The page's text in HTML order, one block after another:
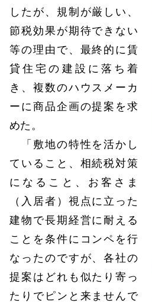
したが、規制が厳しい、
節税効果が期待できない
等の理由で、最終的に賃
貸住宅の建設に落ち着
き、複数のハウスメーカ
ーに商品企画の提案を求
めた。
「敷地の特性を活かし
ていること、相続税対策
になること、お客さま
（入居者）視点に立った
建物で長期経営に耐える
ことを条件にコンペを行
なったのですが、各社の
提案はどれも似たり寄っ
たりでピンと来ませんで